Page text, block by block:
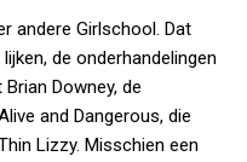
andere Girlschool. Dat
de onderhandelingen
Downey, de
and Dangerous, die
Lizzy. Misschien een